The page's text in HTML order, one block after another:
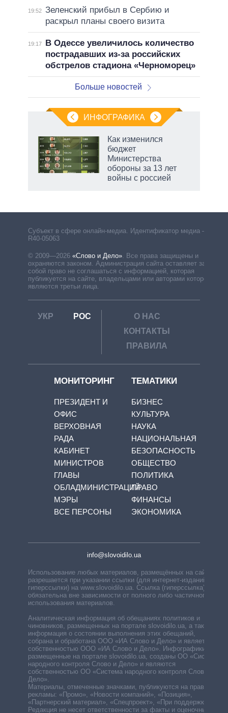
19:52 Зеленский прибыл в Сербию и
раскрыл планы своего визита
19:17
В Одессе увеличилось количество
пострадавших из-за российских
обстрелов стадиона «Черноморец»
Больше новостей
ИНФОГРАФИКА
Как изменился
бюджет
Министерства
обороны за 13 лет
войны с россией
Субъект в сфере онлайн-медиа. Идентификатор медиа –
R40-05063
© 2009—2026 «Слово и Дело» Все права защищены и
охраняются законом. Администрация сайта оставляет за
собой право не соглашаться с информацией, которая
публикуется на сайте, владельцами или авторами которой
являются третьи лица.
УКР РОС
О НАС
КОНТАКТЫ
ПРАВИЛА
МОНИТОРИНГ
ПРЕЗИДЕНТ И
ОФИС
ВЕРХОВНАЯ
РАДА
КАБИНЕТ
МИНИСТРОВ
ГЛАВЫ
ОБЛАДМИНИСТРАЦИЙ
МЭРЫ
ВСЕ ПЕРСОНЫ
ТЕМАТИКИ
БИЗНЕС
КУЛЬТУРА
НАУКА
НАЦИОНАЛЬНАЯ
БЕЗОПАСНОСТЬ
ОБЩЕСТВО
ПОЛИТИКА
ПРАВО
ФИНАНСЫ
ЭКОНОМИКА
info@slovoidilo.ua
Использование любых материалов, размещённых на сайте,
разрешается при указании ссылки (для интернет-изданий —
гиперссылки) на www.slovoidilo.ua. Ссылка (гиперссылка)
обязательна вне зависимости от полного либо частичного
использования материалов.
Аналитическая информация об обещаниях политиков и
чиновников, размещенных на портале slovoidilo.ua, а также
информация о состоянии выполнения этих обещаний,
собрана и обработана ООО «ИА Слово и Дело» и является
собственностью ООО «ИА Слово и Дело». Инфографики,
размещенные на портале slovoidilo.ua, созданы ОО «Система
народного контроля Слово и Дело» и являются
собственностью ОО «Система народного контроля Слово и
Дело».
Материалы, отмеченные значками, публикуются на правах
рекламы: «Промо», «Новости компаний», «Позиция»,
«Партнерский материал», «Спецпроект», «При поддержке».
Редакция не несет ответственности за факты и оценочные